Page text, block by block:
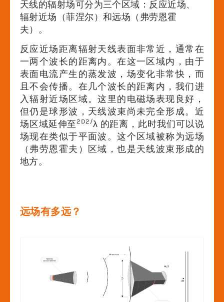
天线的辐射场可分为三个区域：反应近场、
辐射近场（菲涅尔）和远场（弗劳恩霍
夫）。
反应近场距离辐射天线表面非常近，通常在
一两个波长的距离内。在这一区域内，由于
表面电流产生的蒸发波，场变化非常快，而
且不会传播。在几个波长的距离内，我们进
入辐射近场区域。这里的电磁场表现良好，
但仍是球形波，天线波束尚未完全形成。近
场区域延伸至2D2/λ 的距离，此时我们可以说
场现在类似于平面波。这个区域被称为远场
（弗劳恩霍夫）区域，也是天线波束形成的
地方。
远场有多远？